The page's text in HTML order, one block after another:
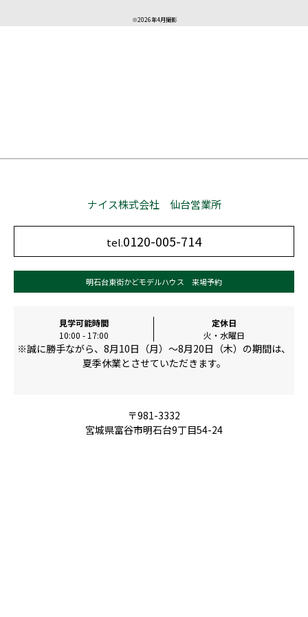
※2026年4月撮影
ナイス株式会社 仙台営業所
tel.0120-005-714
明石台東街かどモデルハウス 来場予約
見学可能時間
10:00 - 17:00
定休日
火・水曜日
※誠に勝手ながら、8月10日（月）～8月20日（木）の期間は、
夏季休業とさせていただきます。
〒981-3332
宮城県富谷市明石台9丁目54-24